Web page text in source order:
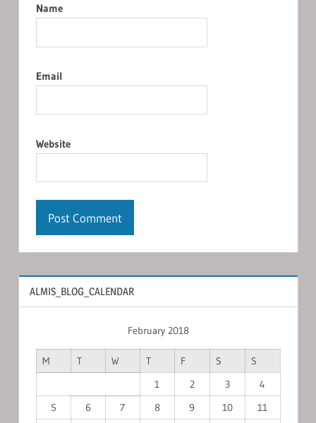
Name
Email
Website
ALMIS_BLOG_CALENDAR
February 2018
M T W T F S
S
1
2 3
4
5
6 7 8 9 10
11